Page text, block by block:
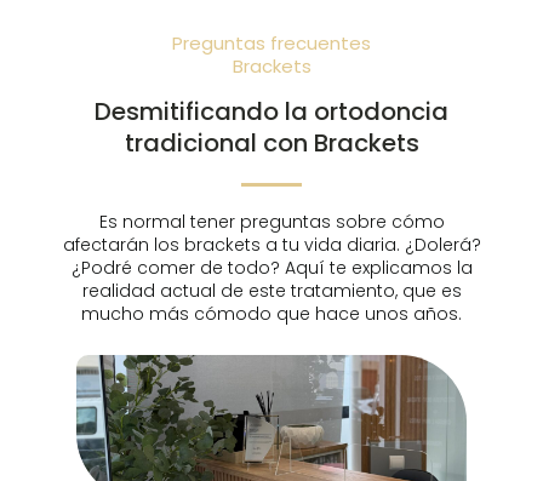
Preguntas frecuentes
Brackets
Desmitificando la ortodoncia
tradicional con Brackets
Es normal tener preguntas sobre cómo
afectarán los brackets a tu vida diaria. ¿Dolerá?
¿Podré comer de todo? Aquí te explicamos la
realidad actual de este tratamiento, que es
mucho más cómodo que hace unos años.